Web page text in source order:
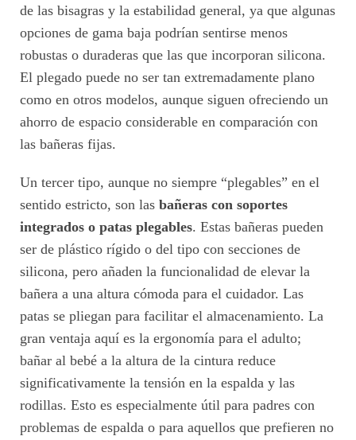
de las bisagras y la estabilidad general, ya que algunas
opciones de gama baja podrían sentirse menos
robustas o duraderas que las que incorporan silicona.
El plegado puede no ser tan extremadamente plano
como en otros modelos, aunque siguen ofreciendo un
ahorro de espacio considerable en comparación con
las bañeras fijas.
Un tercer tipo, aunque no siempre “plegables” en el
sentido estricto, son las bañeras con soportes
integrados o patas plegables. Estas bañeras pueden
ser de plástico rígido o del tipo con secciones de
silicona, pero añaden la funcionalidad de elevar la
bañera a una altura cómoda para el cuidador. Las
patas se pliegan para facilitar el almacenamiento. La
gran ventaja aquí es la ergonomía para el adulto;
bañar al bebé a la altura de la cintura reduce
significativamente la tensión en la espalda y las
rodillas. Esto es especialmente útil para padres con
problemas de espalda o para aquellos que prefieren no